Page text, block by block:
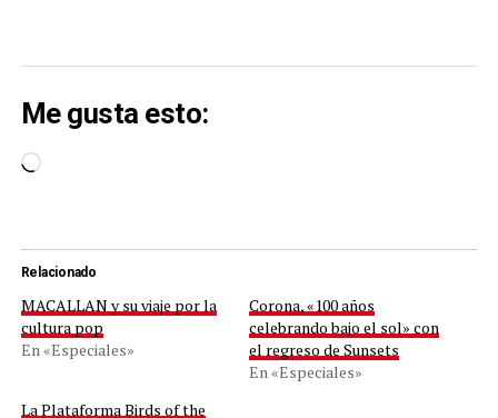
Me gusta esto:
Cargando...
Relacionado
MACALLAN y su viaje por la
cultura pop
En «Especiales»
Corona, «100 años
celebrando bajo el sol» con
el regreso de Sunsets
En «Especiales»
La Plataforma Birds of the